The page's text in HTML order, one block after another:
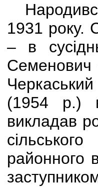
1931 року.
– в
Семенович
(1954 р.)
викладав
районного